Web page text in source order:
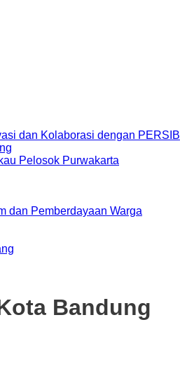
dan Kolaborasi dengan PERSIB
Pelosok Purwakarta
dan Pemberdayaan Warga
Bandung